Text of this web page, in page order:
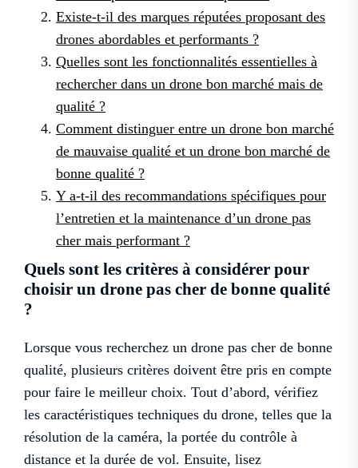
Existe-t-il des marques réputées proposant des
drones abordables et performants ?
Quelles sont les fonctionnalités essentielles à
rechercher dans un drone bon marché mais de
qualité ?
Comment distinguer entre un drone bon marché
de mauvaise qualité et un drone bon marché de
bonne qualité ?
Y a-t-il des recommandations spécifiques pour
l’entretien et la maintenance d’un drone pas
cher mais performant ?
Quels sont les critères à considérer pour
choisir un drone pas cher de bonne qualité
?
Lorsque vous recherchez un drone pas cher de bonne
qualité, plusieurs critères doivent être pris en compte
pour faire le meilleur choix. Tout d’abord, vérifiez
les caractéristiques techniques du drone, telles que la
résolution de la caméra, la portée du contrôle à
distance et la durée de vol. Ensuite, lisez